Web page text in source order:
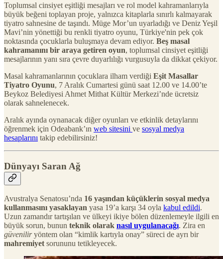
Toplumsal cinsiyet eşitliği mesajları ve rol model kahramanlarıyla
büyük beğeni toplayan proje, yalnızca kitaplarla sınırlı kalmayarak
tiyatro sahnesine de taşındı. Müge Mor’un uyarladığı ve Deniz Yeşil
Mavi’nin yönettiği bu renkli tiyatro oyunu, Türkiye'nin pek çok
noktasında çocuklarla buluşmaya devam ediyor. Beş masal
kahramanını bir araya getiren oyun, toplumsal cinsiyet eşitliği
mesajlarının yanı sıra çevre duyarlılığı vurgusuyla da dikkat çekiyor.
Masal kahramanlarının çocuklara ilham verdiği Eşit Masallar
Tiyatro Oyunu, 7 Aralık Cumartesi günü saat 12.00 ve 14.00’te
Beykoz Belediyesi Ahmet Mithat Kültür Merkezi’nde ücretsiz
olarak sahnelenecek.
Aralık ayında oynanacak diğer oyunları ve etkinlik detaylarını
öğrenmek için Odeabank’ın web sitesini ve sosyal medya
hesaplarını takip edebilirsiniz!
Dünyayı Saran Ağ
Avustralya Senatosu’nda 16 yaşından küçüklerin sosyal medya
kullanmasını yasaklayan yasa 19’a karşı 34 oyla kabul edildi.
Uzun zamandır tartışılan ve ülkeyi ikiye bölen düzenlemeyle ilgili en
büyük sorun, bunun teknik olarak nasıl uygulanacağı. Zira en
güveniliryöntem olan “kimlik kartıyla onay” süreci de ayrı bir
mahremiyet sorununu tetikleyecek.